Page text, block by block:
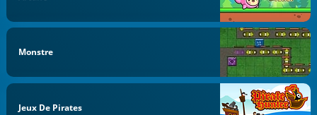
Monstre
Jeux De Pirates